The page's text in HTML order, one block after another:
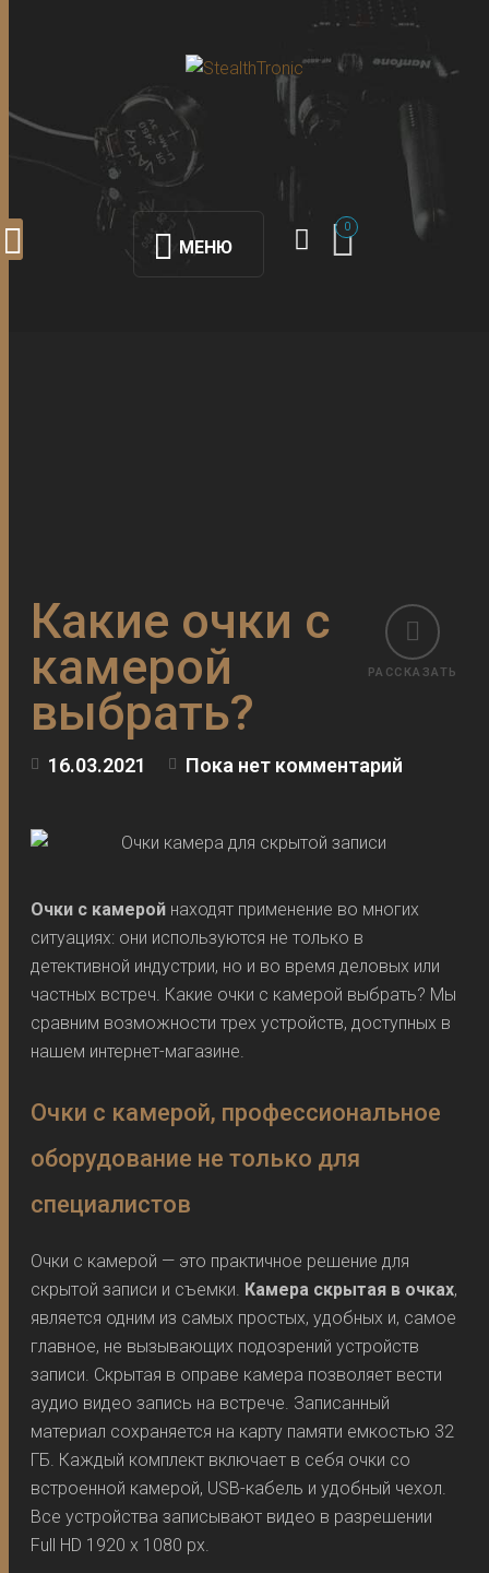
МЕНЮ
0
РАССКАЗАТЬ
Какие очки с
камерой
выбрать?
16.03.2021 Пока нет комментарий
Очки с камерой находят применение во многих
ситуациях: они используются не только в
детективной индустрии, но и во время деловых или
частных встреч. Какие очки с камерой выбрать? Мы
сравним возможности трех устройств, доступных в
нашем интернет-магазине.
Очки с камерой, профессиональное
оборудование не только для
специалистов
Очки с камерой — это практичное решение для
скрытой записи и съемки. Камера скрытая в очках,
является одним из самых простых, удобных и, самое
главное, не вызывающих подозрений устройств
записи. Скрытая в оправе камера позволяет вести
аудио видео запись на встрече. Записанный
материал сохраняется на карту памяти емкостью 32
ГБ. Каждый комплект включает в себя очки со
встроенной камерой, USB-кабель и удобный чехол.
Все устройства записывают видео в разрешении
Full HD 1920 x 1080 px.